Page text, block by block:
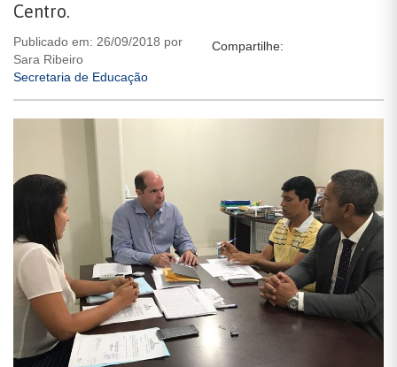
Centro.
Publicado em: 26/09/2018 por
Sara Ribeiro
Secretaria de Educação
Compartilhe: